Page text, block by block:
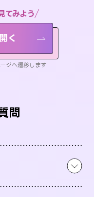
てみよう
く
ジへ遷移します
問